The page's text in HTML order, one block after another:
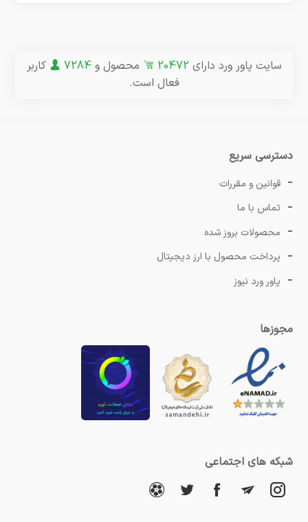
سایت پاور ورد دارای 20472 محصول و7284
کاربر
فعال است.
دسترسی سریع
قوانین و مقررات
تماس با ما
محصولات بروز شده
پرداخت محصول با ارز دیجیتال
پاور ورد نیوز
مجوزها
شبکه های اجتماعی